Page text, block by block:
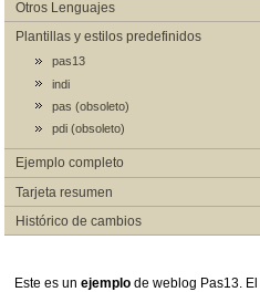
Otros Lenguajes
Plantillas y estilos predefinidos
pas13
indi
pas (obsoleto)
pdi (obsoleto)
Ejemplo completo
Tarjeta resumen
Histórico de cambios
Este es un ejemplode weblog Pas13. El